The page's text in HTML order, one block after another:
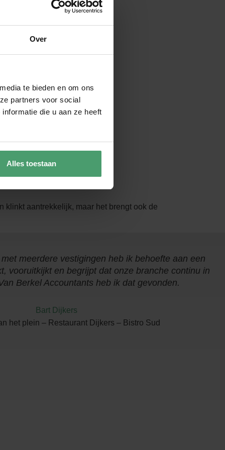
Over
te bieden en om ons
partners voor social
die u aan ze heeft
Alles toestaan
klinkt aantrekkelijk, maar het brengt ook de
meerdere vestigingen heb ik behoefte aan een
vooruitkijkt en begrijpt dat onze branche continu in
Berkel Accountants heb ik dat gevonden.
Bart Dijkers
het plein – Restaurant Dijkers – Bistro Sud